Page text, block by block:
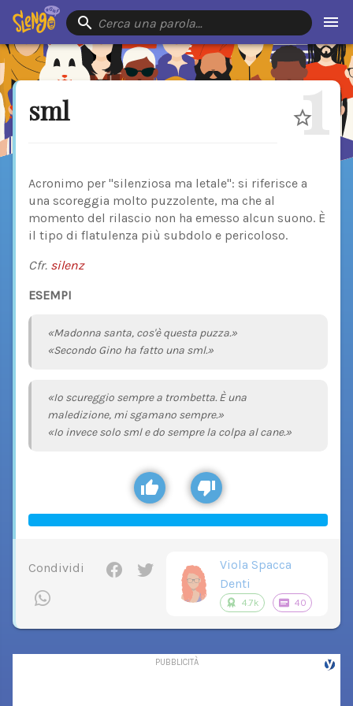
Cerca una parola…
sml 1
Acronimo per "silenziosa ma letale": si riferisce a
una scoreggia molto puzzolente, ma che al
momento del rilascio non ha emesso alcun suono. È
il tipo di flatulenza più subdolo e pericoloso.
Cfr. silenz
ESEMPI
«Madonna santa, cos'è questa puzza.»
«Secondo Gino ha fatto una sml.»
«Io scureggio sempre a trombetta. È una
maledizione, mi sgamano sempre.»
«Io invece solo sml e do sempre la colpa al cane.»
Condividi
Viola Spacca
Denti
4.7k 40